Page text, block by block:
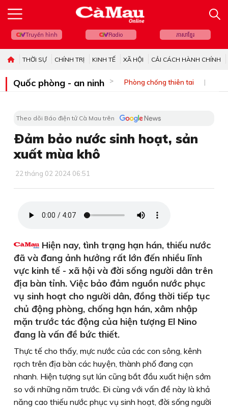
Truyền hình Radio ភាសាខ្មែរ
THỜI SỰ CHÍNH TRỊ KINH TẾ XÃ HỘI CẢI CÁCH HÀNH CHÍNH
Quốc phòng - an ninh Phòng chống thiên tai
Theo dõi Báo điện tử Cà Mau trên
Ðảm bảo nước sinh hoạt, sản
xuất mùa khô
22 tháng 02 2024 06:51
Hiện nay, tình trạng hạn hán, thiếu nước
đã và đang ảnh hưởng rất lớn đến nhiều lĩnh
vực kinh tế - xã hội và đời sống người dân trên
địa bàn tỉnh. Việc bảo đảm nguồn nước phục
vụ sinh hoạt cho người dân, đồng thời tiếp tục
chủ động phòng, chống hạn hán, xâm nhập
mặn trước tác động của hiện tượng El Nino
đang là vấn đề bức thiết.
Thực tế cho thấy, mực nước của các con sông, kênh
rạch trên địa bàn các huyện, thành phố đang cạn
nhanh. Hiện tượng sụt lún cũng bắt đầu xuất hiện sớm
so với những năm trước. Ði cùng với vấn đề này là khả
năng cao thiếu nước phục vụ sinh hoạt, đời sống người